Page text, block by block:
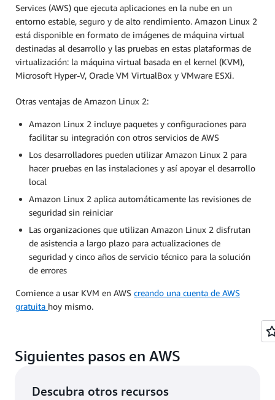
Services (AWS) que ejecuta aplicaciones en la nube en un
entorno estable, seguro y de alto rendimiento. Amazon Linux 2
está disponible en formato de imágenes de máquina virtual
destinadas al desarrollo y las pruebas en estas plataformas de
virtualización: la máquina virtual basada en el kernel (KVM),
Microsoft Hyper-V, Oracle VM VirtualBox y VMware ESXi.
Otras ventajas de Amazon Linux 2:
Amazon Linux 2 incluye paquetes y configuraciones para
facilitar su integración con otros servicios de AWS
Los desarrolladores pueden utilizar Amazon Linux 2 para
hacer pruebas en las instalaciones y así apoyar el desarrollo
local
Amazon Linux 2 aplica automáticamente las revisiones de
seguridad sin reiniciar
Las organizaciones que utilizan Amazon Linux 2 disfrutan
de asistencia a largo plazo para actualizaciones de
seguridad y cinco años de servicio técnico para la solución
de errores
Comience a usar KVM en AWS creando una cuenta de AWS
gratuita hoy mismo.
Siguientes pasos en AWS
Descubra otros recursos